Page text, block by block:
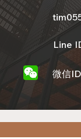
Line
微信